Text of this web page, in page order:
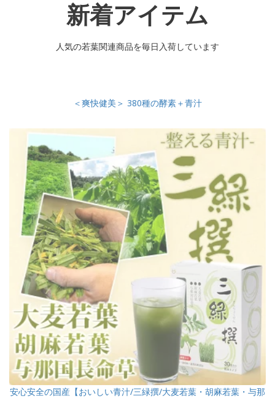
新着アイテム
人気の若葉関連商品を毎日入荷しています
＜爽快健美＞ 380種の酵素＋青汁
安心安全の国産【おいしい青汁/三緑撰/大麦若葉・胡麻若葉・与那